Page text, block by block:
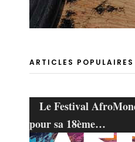
ARTICLES
Le Festival
pour sa 18ème…